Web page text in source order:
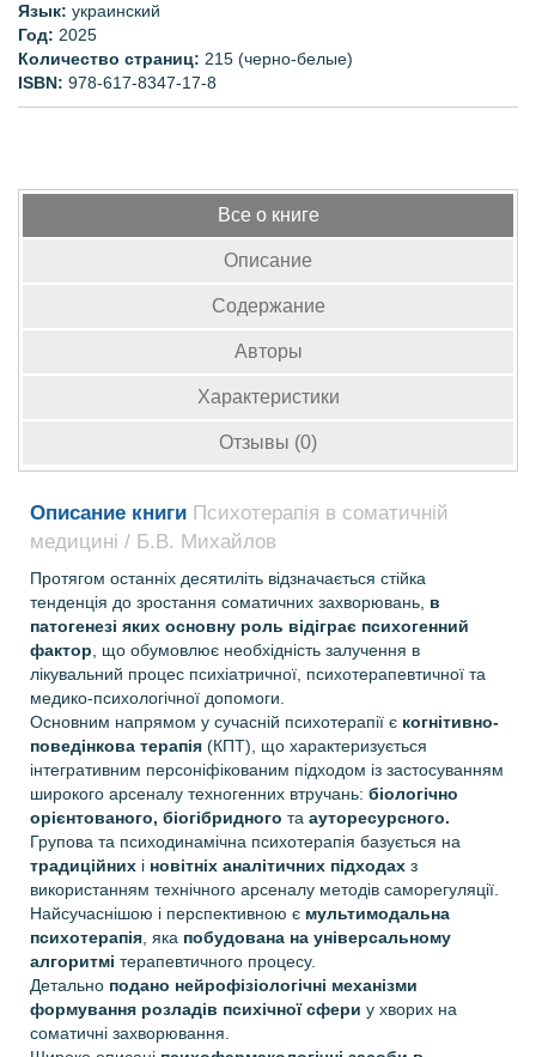
Язык: украинский
Год: 2025
Количество страниц: 215 (черно-белые)
ISBN: 978-617-8347-17-8
Все о книге
Описание
Содержание
Авторы
Характеристики
Отзывы (0)
Описание книги Психотерапія в соматичній
медицині / Б.В. Михайлов
Протягом останніх десятиліть відзначається стійка
тенденція до зростання соматичних захворювань, в
патогенезі яких основну роль відіграє психогенний
фактор , що обумовлює необхідність залучення в
лікувальний процес психіатричної, психотерапевтичної та
медико‑психологічної допомоги.
Основним напрямом у сучасній психотерапії є когнітивно-
поведінкова терапія (КПТ), що характеризується
інтегративним персоніфікованим підходом із застосуванням
широкого арсеналу техногенних втручань: біологічно
орієнтованого, біогібридного та ауторесурсного.
Групова та психодинамічна психотерапія базується на
традиційних і новітніх аналітичних підходах з
використанням технічного арсеналу методів саморегуляції.
Найсучаснішою і перспективною є мультимодальна
психотерапія , яка побудована на універсальному
алгоритмі терапевтичного процесу.
Детально подано нейрофізіологічні механізми
формування розладів психічної сфери у хворих на
соматичні захворювання.